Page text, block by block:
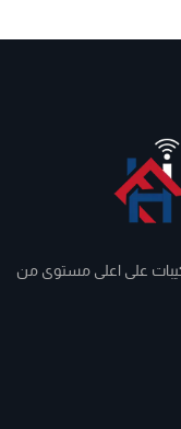
على اعلى مستوى من